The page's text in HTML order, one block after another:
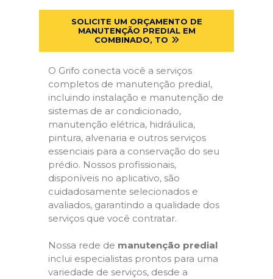
SOLICITE UM ORÇAMENTO DE
MANUTENÇÃO PREDIAL EM
COMBINADO, TO
O Grifo conecta você a serviços
completos de manutenção predial,
incluindo instalação e manutenção de
sistemas de ar condicionado,
manutenção elétrica, hidráulica,
pintura, alvenaria e outros serviços
essenciais para a conservação do seu
prédio. Nossos profissionais,
disponíveis no aplicativo, são
cuidadosamente selecionados e
avaliados, garantindo a qualidade dos
serviços que você contratar.
Nossa rede de manutenção predial
inclui especialistas prontos para uma
variedade de serviços, desde a